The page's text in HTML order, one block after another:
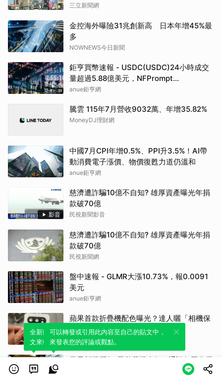
三立新聞網
金控海外曝險31兆創新高 日本年增45%最
多
NOWNEWS今日新聞
鉅亨買幣速報 - USDC(USDC)24小時成交
量超過5.88億美元，NFPrompt
Token(NFP)24小時漲幅達66.2%
anue鉅亨網
騰雲 115年7月營收9032萬、年增35.82%
MoneyDJ理財網
中國7月CPI年增0.5%、PPI升3.5%！AI帶
動消費電子漲價、物價復甦力道仍溫和
anue鉅亨網
影音
慈濟遭詐騙10億不自知? 雄厚資產曝光年捐
款破70億
民視新聞影音
慈濟遭詐騙10億不自知? 雄厚資產曝光年捐
款破70億
民視新聞網
盤中速報 - GLMR大漲10.73%，報0.0091
美元
anue鉅亨網
蘋果首款折疊機配色曝光？達人曬「相機保
護蓋」一票人瘋猜
民視新聞網
蘋果新機漲價"帶動舊機身價"! 通訊行回收業
全新體驗！一鍵引用此內容，透過發布貼
文來輕鬆表達個人立場。
可以轉發或引用此內容至自己的貼文中，
來發表您的評論或觀點。